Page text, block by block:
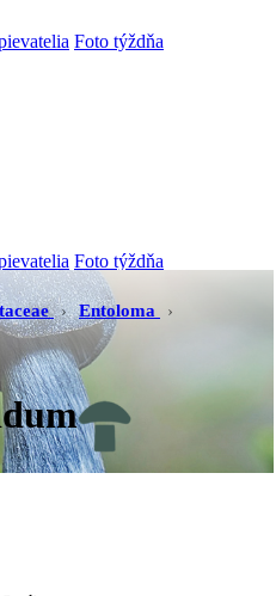
Foto týždňa
Foto týždňa
› Entoloma
›